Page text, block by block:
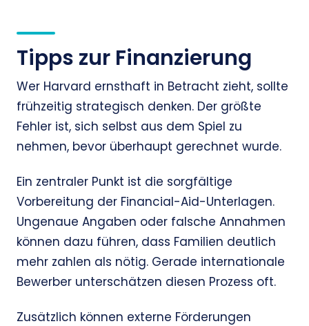
Tipps zur Finanzierung
Wer Harvard ernsthaft in Betracht zieht, sollte
frühzeitig strategisch denken. Der größte
Fehler ist, sich selbst aus dem Spiel zu
nehmen, bevor überhaupt gerechnet wurde.
Ein zentraler Punkt ist die sorgfältige
Vorbereitung der Financial-Aid-Unterlagen.
Ungenaue Angaben oder falsche Annahmen
können dazu führen, dass Familien deutlich
mehr zahlen als nötig. Gerade internationale
Bewerber unterschätzen diesen Prozess oft.
Zusätzlich können externe Förderungen